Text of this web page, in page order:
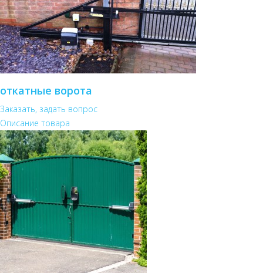
откатные ворота
Заказать, задать вопрос
Описание товара